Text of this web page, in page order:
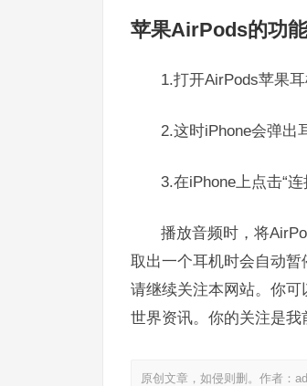
苹果AirPods的功
1.打开AirPods苹果
2.这时iPhone会弹出
3.在iPhone上点击“
播放音频时，将
取出一个耳机时会自动暂
请继续关注本网站。你
世界资讯。你的关注是我
原创文章，如侵则删。作者：